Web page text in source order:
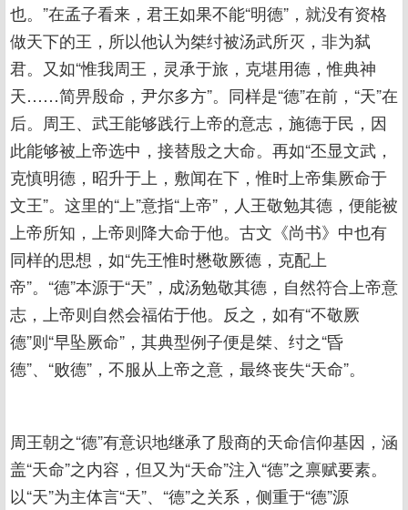
也。”在孟子看来，君王如果不能“明德”，就没有资格
做天下的王，所以他认为桀纣被汤武所灭，非为弑
君。又如“惟我周王，灵承于旅，克堪用德，惟典神
天……简畀殷命，尹尔多方”。同样是“德”在前，“天”在
后。周王、武王能够践行上帝的意志，施德于民，因
此能够被上帝选中，接替殷之大命。再如“丕显文武，
克慎明德，昭升于上，敷闻在下，惟时上帝集厥命于
文王”。这里的“上”意指“上帝”，人王敬勉其德，便能被
上帝所知，上帝则降大命于他。古文《尚书》中也有
同样的思想，如“先王惟时懋敬厥德，克配上
帝”。“德”本源于“天”，成汤勉敬其德，自然符合上帝意
志，上帝则自然会福佑于他。反之，如有“不敬厥
德”则“早坠厥命”，其典型例子便是桀、纣之“昏
德”、“败德”，不服从上帝之意，最终丧失“天命”。
周王朝之“德”有意识地继承了殷商的天命信仰基因，涵
盖“天命”之内容，但又为“天命”注入“德”之禀赋要素。
以“天”为主体言“天”、“德”之关系，侧重于“德”源